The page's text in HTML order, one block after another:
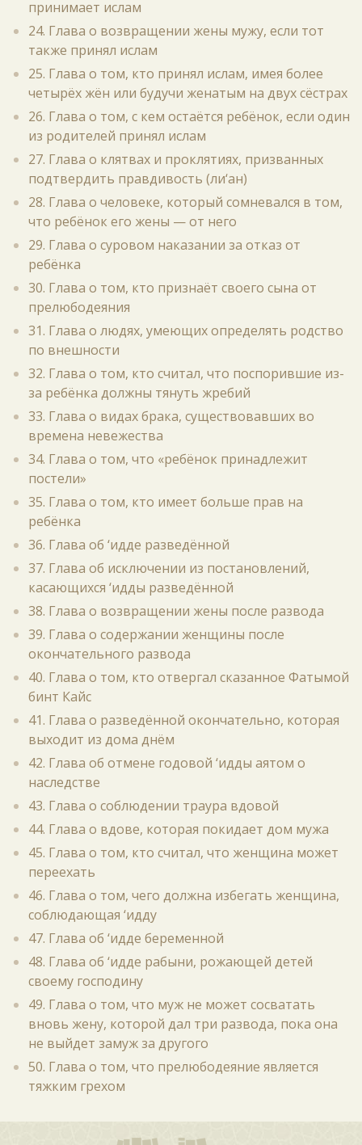
принимает ислам
24. Глава о возвращении жены мужу, если тот
также принял ислам
25. Глава о том, кто принял ислам, имея более
четырёх жён или будучи женатым на двух сёстрах
26. Глава о том, с кем остаётся ребёнок, если один
из родителей принял ислам
27. Глава о клятвах и проклятиях, призванных
подтвердить правдивость (ли‘ан)
28. Глава о человеке, который сомневался в том,
что ребёнок его жены — от него
29. Глава о суровом наказании за отказ от
ребёнка
30. Глава о том, кто признаёт своего сына от
прелюбодеяния
31. Глава о людях, умеющих определять родство
по внешности
32. Глава о том, кто считал, что поспорившие из-
за ребёнка должны тянуть жребий
33. Глава о видах брака, существовавших во
времена невежества
34. Глава о том, что «ребёнок принадлежит
постели»
35. Глава о том, кто имеет больше прав на
ребёнка
36. Глава об ‘идде разведённой
37. Глава об исключении из постановлений,
касающихся ‘идды разведённой
38. Глава о возвращении жены после развода
39. Глава о содержании женщины после
окончательного развода
40. Глава о том, кто отвергал сказанное Фатымой
бинт Кайс
41. Глава о разведённой окончательно, которая
выходит из дома днём
42. Глава об отмене годовой ‘идды аятом о
наследстве
43. Глава о соблюдении траура вдовой
44. Глава о вдове, которая покидает дом мужа
45. Глава о том, кто считал, что женщина может
переехать
46. Глава о том, чего должна избегать женщина,
соблюдающая ‘идду
47. Глава об ‘идде беременной
48. Глава об ‘идде рабыни, рожающей детей
своему господину
49. Глава о том, что муж не может сосватать
вновь жену, которой дал три развода, пока она
не выйдет замуж за другого
50. Глава о том, что прелюбодеяние является
тяжким грехом